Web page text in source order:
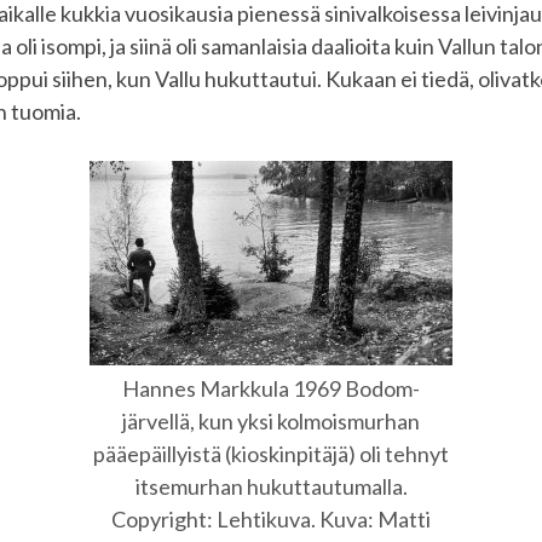
kukkia vuosikausia pienessä sinivalkoisessa
oli isompi, ja siinä oli samanlaisia daalioita kuin Vallun
siihen, kun Vallu hukuttautui. Kukaan ei tiedä,
tuomia.
Hannes Markkula 1969 Bodom-
järvellä, kun yksi kolmoismurhan
pääepäillyistä (kioskinpitäjä) oli tehnyt
itsemurhan hukuttautumalla.
Copyright: Lehtikuva. Kuva: Matti